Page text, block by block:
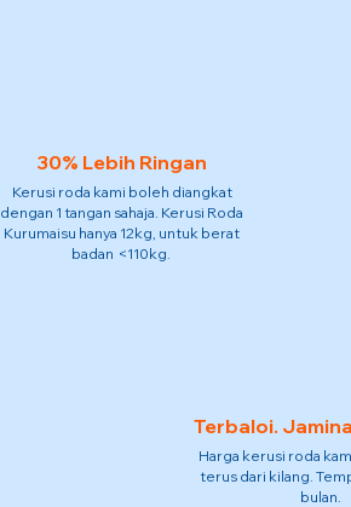
30% Lebih Ringan
Kerusi roda kami boleh diangkat
dengan 1 tangan sahaja. Kerusi Roda
Kurumaisu hanya 12kg, untuk berat
badan <110kg.
Terbaloi.
Harga kerusi roda
terus dari kilang.
bulan.